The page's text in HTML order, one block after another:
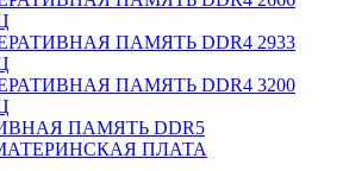
ПАМЯТЬ DDR4 2933
ПАМЯТЬ DDR4 3200
ПАМЯТЬ DDR5
ПЛАТА